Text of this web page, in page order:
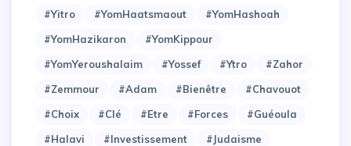
#Yitro
#YomHaatsmaout
#YomHashoah
#YomHazikaron
#YomKippour
#YomYeroushalaim
#Yossef #Ytro
#Zahor
#Zemmour
#adam #bienêtre
#chavouot
#choix
#clé #etre #forces
#guéoula
#halavi
#investissement
#judaisme